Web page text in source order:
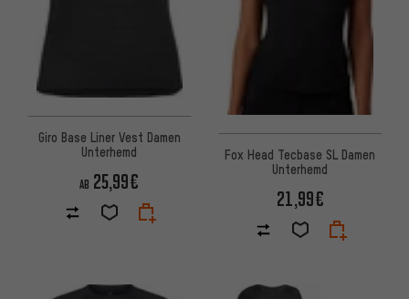
Giro Base Liner Vest Damen
Unterhemd
AB 25,99€
Fox Head Tecbase SL Damen
Unterhemd
21,99€